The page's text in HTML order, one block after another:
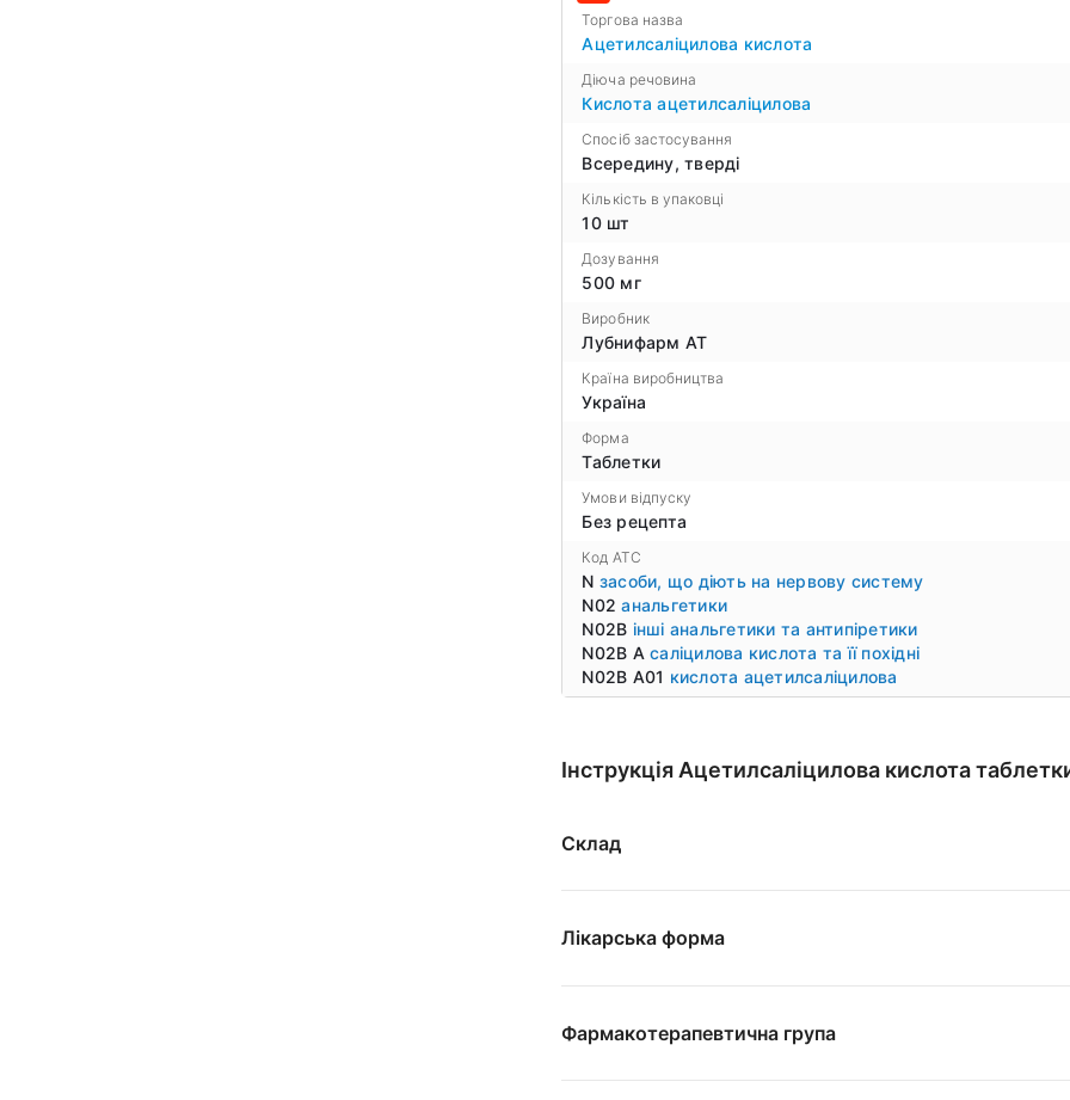
Торгова назва
Ацетилсаліцилова кислота
Діюча речовина
Кислота ацетилсаліцилова
Спосіб застосування
Всередину, тверді
Кількість в упаковці
10 шт
Дозування
500 мг
Виробник
Лубнифарм АТ
Країна виробництва
Україна
Форма
Таблетки
Умови відпуску
Без рецепта
Код ATC
N засоби, що діють на нервову систему
N02анальгетики
N02B інші анальгетики та антипіретики
N02B Aсаліцилова кислота та її похідні
N02B A01 кислота ацетилсаліцилова
Інструкція Ацетилсаліцилова кислота
Склад
Лікарська форма
Фармакотерапевтична група